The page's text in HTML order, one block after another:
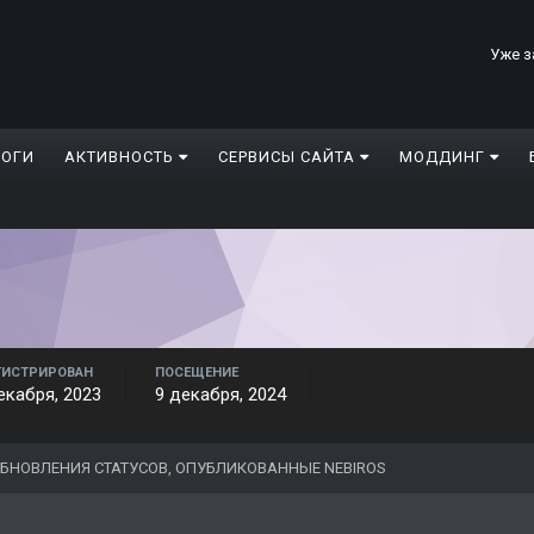
Уже
АКТИВНОСТЬ СЕРВИСЫ САЙТА МОДДИНГ
2023
ПОСЕЩЕНИЕ
9 декабря, 2024
СТАТУСОВ, ОПУБЛИКОВАННЫЕ NEBIROS